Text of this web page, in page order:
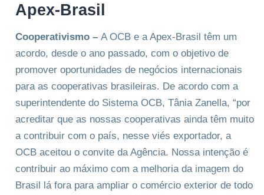
Apex-Brasil
Cooperativismo – A OCB e a Apex-Brasil têm um
acordo, desde o ano passado, com o objetivo de
promover oportunidades de negócios internacionais
para as cooperativas brasileiras. De acordo com a
superintendente do Sistema OCB, Tânia Zanella, “por
acreditar que as nossas cooperativas ainda têm muito
a contribuir com o país, nesse viés exportador, a
OCB aceitou o convite da Agência. Nossa intenção é
contribuir ao máximo com a melhoria da imagem do
Brasil lá fora para ampliar o comércio exterior de todo